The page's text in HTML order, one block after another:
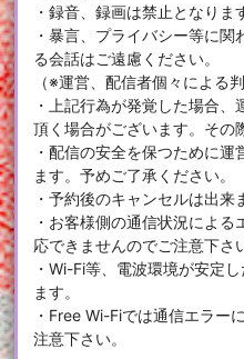
・録音、録画は禁止となりま
・暴言、プライバシー等に
る会話はご遠慮ください。
（※運営、配信者個々による
・上記行為が発覚した場合
頂く場合がございます。その
・配信の安全を保つために
ます。予めご了承ください。
・予約後のキャンセルは出来
・お客様側の通信状況によ
応できませんのでご注意下さ
・Wi-Fi等、電波環境が安定
ます。
・Free Wi-Fiでは通信エラー
注意下さい。